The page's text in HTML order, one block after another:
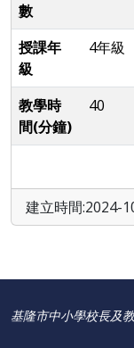
數
授課年
級
4年級
教學時
間(分鐘)
40
建立時間:2024-
基隆市中小學校長及